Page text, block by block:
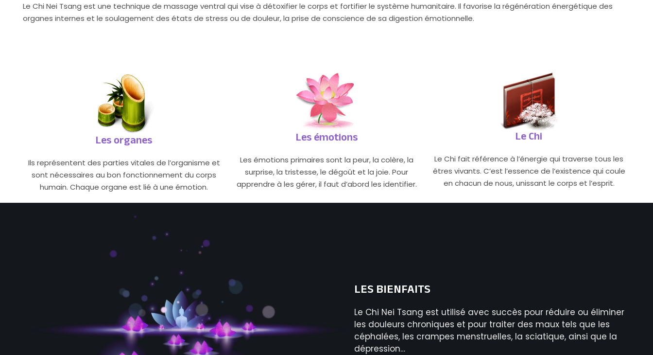
Le Chi Nei Tsang est une technique de massage ventral qui vise à détoxifier le corps et fortifier le système humanitaire. Il favorise la régénération énergétique des
organes internes et le soulagement des états de stress ou de douleur, la prise de conscience de sa digestion émotionnelle.
Les organes
Ils représentent des parties vitales de l’organisme et
sont nécessaires au bon fonctionnement du corps
humain. Chaque organe est lié à une émotion.
Les émotions
Les émotions primaires sont la peur, la colère, la
surprise, la tristesse, le dégoût et la joie. Pour
apprendre à les gérer, il faut d’abord les identifier.
Le Chi
Le Chi fait référence à l’énergie qui traverse tous les
êtres vivants. C’est l’essence de l’existence qui coule
en chacun de nous, unissant le corps et l’esprit.
LES BIENFAITS
Le Chi Nei Tsang est utilisé avec succès pour réduire ou éliminer
les douleurs chroniques et pour traiter des maux tels que les
céphalées, les crampes menstruelles, la sciatique, ainsi que la
dépression…